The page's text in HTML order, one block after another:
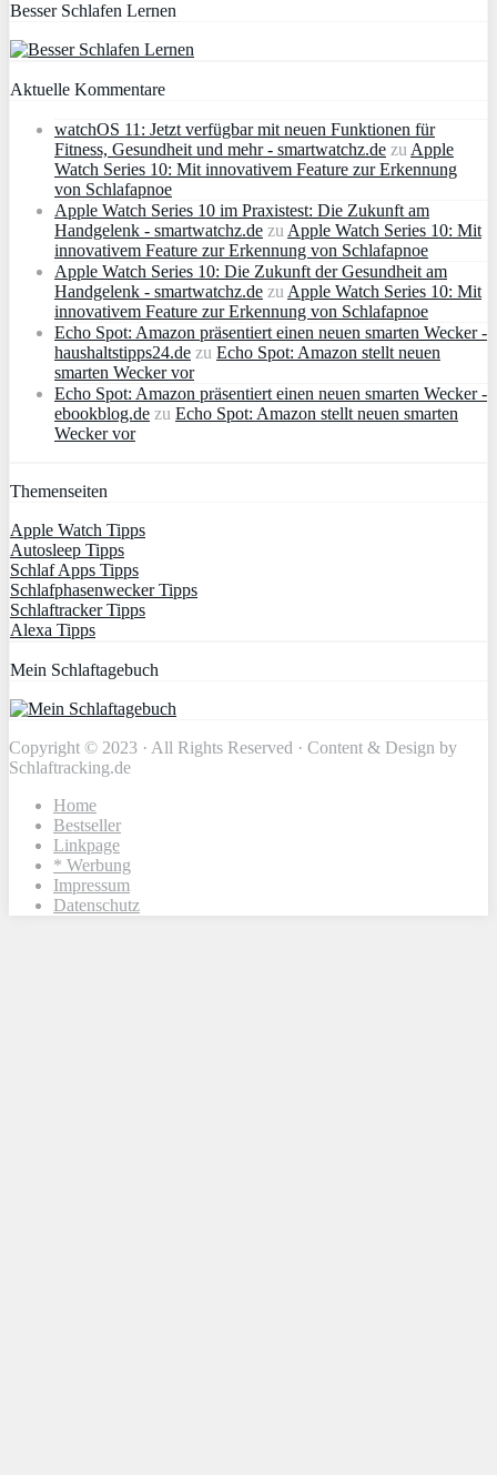
Besser Schlafen Lernen
Aktuelle Kommentare
watchOS 11: Jetzt verfügbar mit neuen Funktionen für
Fitness, Gesundheit und mehr - smartwatchz.de zu Apple
Watch Series 10: Mit innovativem Feature zur Erkennung
von Schlafapnoe
Apple Watch Series 10 im Praxistest: Die Zukunft am
Handgelenk - smartwatchz.de zu Apple Watch Series 10: Mit
innovativem Feature zur Erkennung von Schlafapnoe
Apple Watch Series 10: Die Zukunft der Gesundheit am
Handgelenk - smartwatchz.de zu Apple Watch Series 10: Mit
innovativem Feature zur Erkennung von Schlafapnoe
Echo Spot: Amazon präsentiert einen neuen smarten Wecker -
haushaltstipps24.de zu Echo Spot: Amazon stellt neuen
smarten Wecker vor
Echo Spot: Amazon präsentiert einen neuen smarten Wecker -
ebookblog.de zu Echo Spot: Amazon stellt neuen smarten
Wecker vor
Themenseiten
Apple Watch Tipps
Autosleep Tipps
Schlaf Apps Tipps
Schlafphasenwecker Tipps
Schlaftracker Tipps
Alexa Tipps
Mein Schlaftagebuch
Copyright © 2023 · All Rights Reserved · Content & Design by
Schlaftracking.de
Home
Bestseller
Linkpage
* Werbung
Impressum
Datenschutz